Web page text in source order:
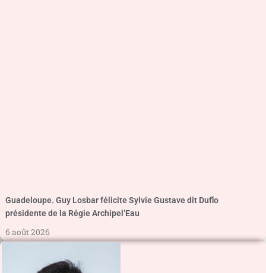
Guadeloupe. Guy Losbar félicite Sylvie Gustave dit Duflo
présidente de la Régie Archipel’Eau
6 août 2026